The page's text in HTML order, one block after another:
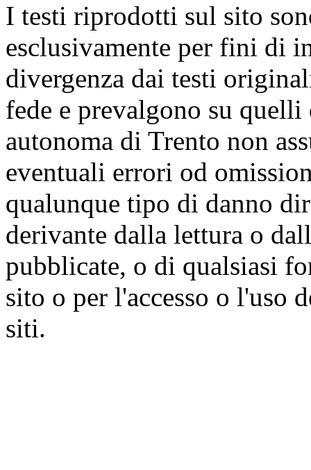
I testi riprodotti sul sito
esclusivamente per fini di
divergenza dai testi
fede e prevalgono su
autonoma di Trento non
eventuali errori od
qualunque tipo di danno
derivante dalla lettura o
pubblicate, o di qualsiasi
sito o per l'accesso o l'uso
siti.